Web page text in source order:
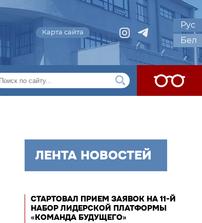
Карта сайта
Рус
Бел
ЛЕНТА НОВОСТЕЙ
СТАРТОВАЛ ПРИЕМ ЗАЯВОК НА 11-Й
НАБОР ЛИДЕРСКОЙ ПЛАТФОРМЫ
«КОМАНДА БУДУЩЕГО»